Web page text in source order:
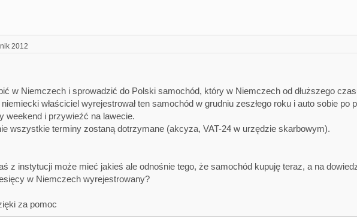
2012
w Niemczech i sprowadzić do Polski samochód, który w Niemczech od dłuższego
właściciel wyrejestrował ten samochód w grudniu zeszłego roku i auto sobie
weekend i przywieźć na lawecie.
wszystkie terminy zostaną dotrzymane (akcyza, VAT-24 w urzędzie skarbowym).
z instytucji może mieć jakieś ale odnośnie tego, że samochód kupuję teraz, a na
w Niemczech wyrejestrowany?
za pomoc